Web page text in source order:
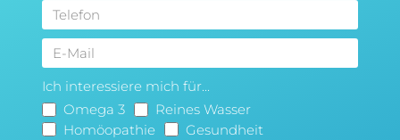
Ich interessiere mich für...
Omega 3
Reines Wasser
Homöopathie
Gesundheit